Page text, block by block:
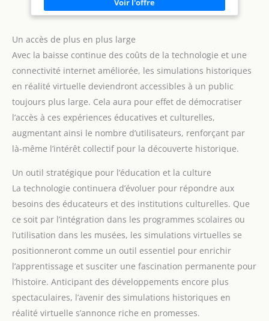
Un accès de plus en plus large
Avec la baisse continue des coûts de la technologie et une
connectivité internet améliorée, les simulations historiques
en réalité virtuelle deviendront accessibles à un public
toujours plus large. Cela aura pour effet de démocratiser
l’accès à ces expériences éducatives et culturelles,
augmentant ainsi le nombre d’utilisateurs, renforçant par
là-même l’intérêt collectif pour la découverte historique.
Un outil stratégique pour l’éducation et la culture
La technologie continuera d’évoluer pour répondre aux
besoins des éducateurs et des institutions culturelles. Que
ce soit par l’intégration dans les programmes scolaires ou
l’utilisation dans les musées, les simulations virtuelles se
positionneront comme un outil essentiel pour enrichir
l’apprentissage et susciter une fascination permanente pour
l’histoire. Anticipant des développements encore plus
spectaculaires, l’avenir des simulations historiques en
réalité virtuelle s’annonce riche en promesses.